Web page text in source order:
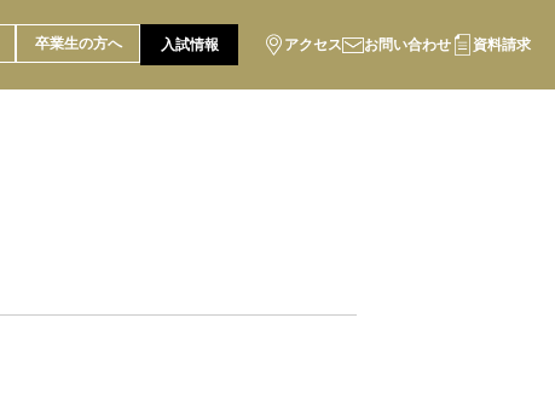
卒業生の方へ 入試情報 アクセス お問い合わせ 資料請求